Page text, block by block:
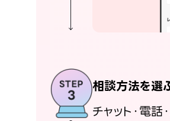
相談方法を選
チャット・電